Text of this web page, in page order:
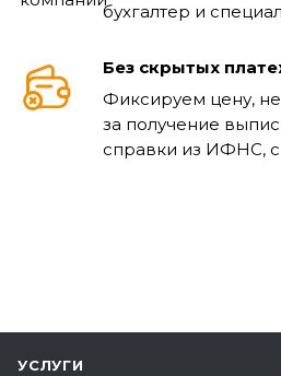
бухгалтер и
Без скрытых
Фиксируем цену,
за получение
справки из ИФНС,
УСЛУГИ